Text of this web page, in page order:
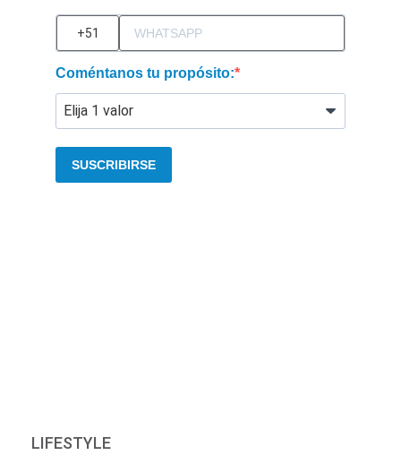
Coméntanos tu propósito:
SUSCRIBIRSE
LIFESTYLE